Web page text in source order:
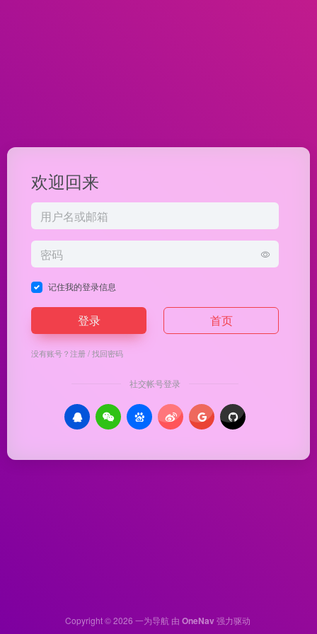
欢迎回来
记住我的登录信息
登录 首页
没有账号？注册/找回密码
社交帐号登录
Copyright © 2026 一为导航 由 OneNav强力驱动